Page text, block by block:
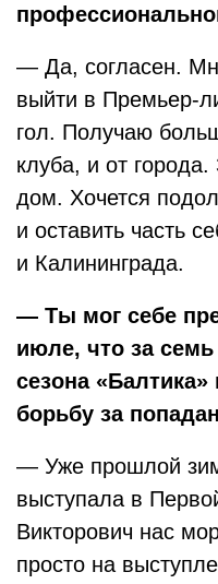
— Да, согласен.
выйти в Премьер-
гол. Получаю
клуба, и от
дом. Хочется
и оставить часть
и Калининграда.
— Ты мог себе
июле, что за
сезона «Балтика»
борьбу за
— Уже прошлой
выступала в
Викторович нас
просто на